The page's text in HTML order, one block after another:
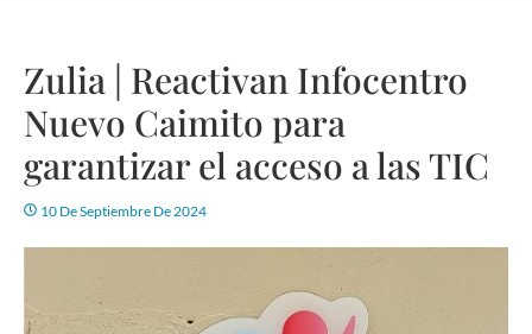
Zulia | Reactivan Infocentro
Nuevo Caimito para
garantizar el acceso a las TIC
10 De Septiembre De 2024